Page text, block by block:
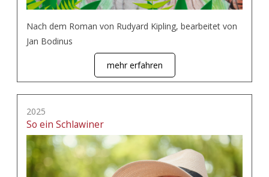
Nach dem Roman von Rudyard Kipling, bearbeitet von
Jan Bodinus
mehr erfahren
2025
So ein Schlawiner